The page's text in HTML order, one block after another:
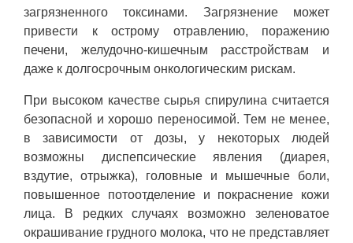
загрязненного токсинами. Загрязнение может
привести к острому отравлению, поражению
печени, желудочно-кишечным расстройствам и
даже к долгосрочным онкологическим рискам.
При высоком качестве сырья спирулина считается
безопасной и хорошо переносимой. Тем не менее,
в зависимости от дозы, у некоторых людей
возможны диспепсические явления (диарея,
вздутие, отрыжка), головные и мышечные боли,
повышенное потоотделение и покраснение кожи
лица. В редких случаях возможно зеленоватое
окрашивание грудного молока, что не представляет